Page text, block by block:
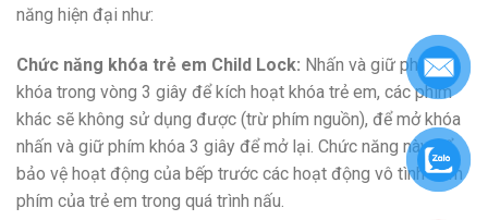
năng hiện đại như:
Chức năng khóa trẻ em Child Lock: Nhấn và giữ phím
khóa trong vòng 3 giây để kích hoạt khóa trẻ em, các phím
khác sẽ không sử dụng được (trừ phím nguồn), để mở khóa
nhấn và giữ phím khóa 3 giây để mở lại. Chức năng này để
bảo vệ hoạt động của bếp trước các hoạt động vô tình bấm
phím của trẻ em trong quá trình nấu.